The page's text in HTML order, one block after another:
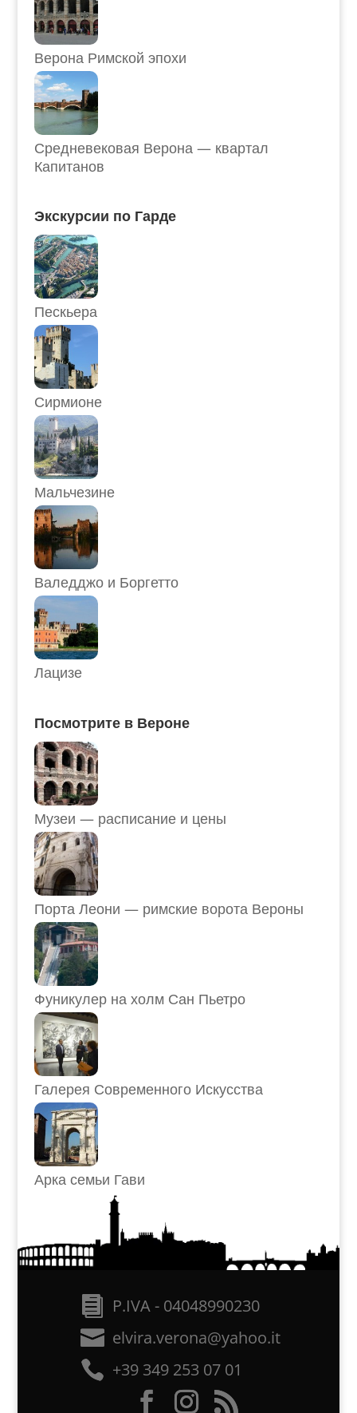
Верона Римской эпохи
Средневековая Верона — квартал
Капитанов
Экскурсии по Гарде
Пескьера
Сирмионе
Мальчезине
Валедджо и Боргетто
Лацизе
Посмотрите в Вероне
Музеи — расписание и цены
Порта Леони — римские ворота Вероны
Фуникулер на холм Сан Пьетро
Галерея Современного Искусства
Арка семьи Гави
P.IVA - 04048990230
elvira.verona@yahoo.it
+39 349 253 07 01